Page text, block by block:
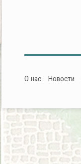
О нас Новости